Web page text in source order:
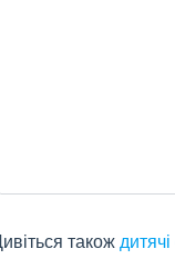
також